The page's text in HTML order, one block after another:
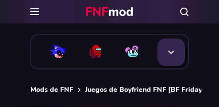
Mods de FNF Juegos de Boyfriend FNF [BF Friday